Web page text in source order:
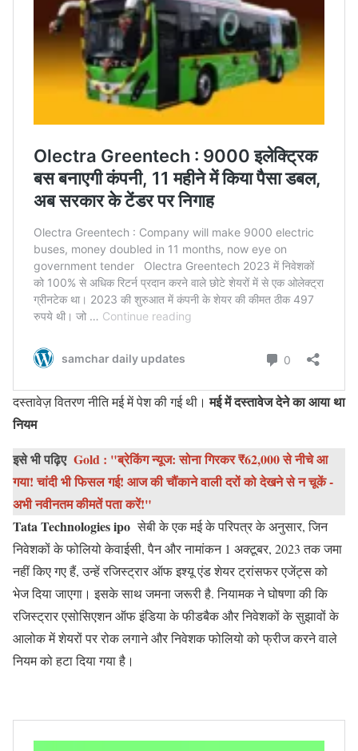
दस्तावेज़ वितरण नीति मई में पेश की गई थी।मई में दस्‍तावेज देने का आया था
नियम
इसे भी पढ़िए Gold : "ब्रेकिंग न्यूज: सोना गिरकर ₹62,000 से नीचे आ
गया! चांदी भी फिसल गई! आज की चौंकाने वाली दरों को देखने से न चूकें -
अभी नवीनतम कीमतें पता करें!"
Tata Technologies ipo सेबी के एक मई के परिपत्र के अनुसार, जिन
निवेशकों के फोलियो केवाईसी, पैन और नामांकन 1 अक्टूबर, 2023 तक जमा
नहीं किए गए हैं, उन्हें रजिस्ट्रार ऑफ इश्यू एंड शेयर ट्रांसफर एजेंट्स को
भेज दिया जाएगा। इसके साथ जमना जरूरी है. नियामक ने घोषणा की कि
रजिस्ट्रार एसोसिएशन ऑफ इंडिया के फीडबैक और निवेशकों के सुझावों के
आलोक में शेयरों पर रोक लगाने और निवेशक फोलियो को फ्रीज करने वाले
नियम को हटा दिया गया है।